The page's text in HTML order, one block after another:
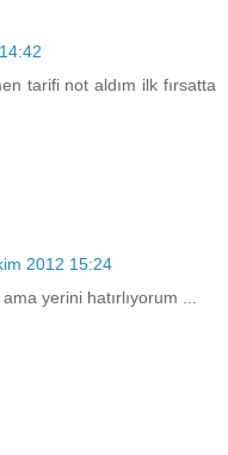
tarifi not aldım ilk fırsatta
2012 15:24
yerini hatırlıyorum ...